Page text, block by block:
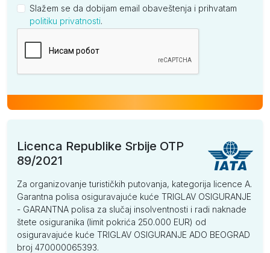
Slažem se da dobijam email obaveštenja i prihvatam
politiku privatnosti.
Licenca Republike Srbije OTP
89/2021
Za organizovanje turističkih putovanja, kategorija licence A.
Garantna polisa osiguravajuće kuće TRIGLAV OSIGURANJE
- GARANTNA polisa za slučaj insolventnosti i radi naknade
štete osiguranika (limit pokrića 250.000 EUR) od
osiguravajuće kuće TRIGLAV OSIGURANJE ADO BEOGRAD
broj 470000065393.